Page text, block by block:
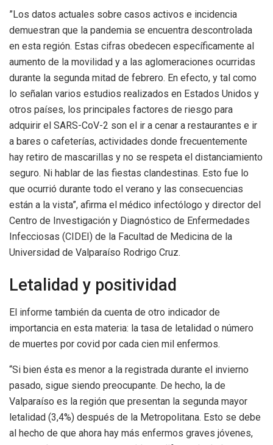
”Los datos actuales sobre casos activos e incidencia
demuestran que la pandemia se encuentra descontrolada
en esta región. Estas cifras obedecen específicamente al
aumento de la movilidad y a las aglomeraciones ocurridas
durante la segunda mitad de febrero. En efecto, y tal como
lo señalan varios estudios realizados en Estados Unidos y
otros países, los principales factores de riesgo para
adquirir el SARS-CoV-2 son el ir a cenar a restaurantes e ir
a bares o cafeterías, actividades donde frecuentemente
hay retiro de mascarillas y no se respeta el distanciamiento
seguro. Ni hablar de las fiestas clandestinas. Esto fue lo
que ocurrió durante todo el verano y las consecuencias
están a la vista”, afirma el médico infectólogo y director del
Centro de Investigación y Diagnóstico de Enfermedades
Infecciosas (CIDEI) de la Facultad de Medicina de la
Universidad de Valparaíso Rodrigo Cruz.
Letalidad y positividad
El informe también da cuenta de otro indicador de
importancia en esta materia: la tasa de letalidad o número
de muertes por covid por cada cien mil enfermos.
“Si bien ésta es menor a la registrada durante el invierno
pasado, sigue siendo preocupante. De hecho, la de
Valparaíso es la región que presentan la segunda mayor
letalidad (3,4%) después de la Metropolitana. Esto se debe
al hecho de que ahora hay más enfermos graves jóvenes,